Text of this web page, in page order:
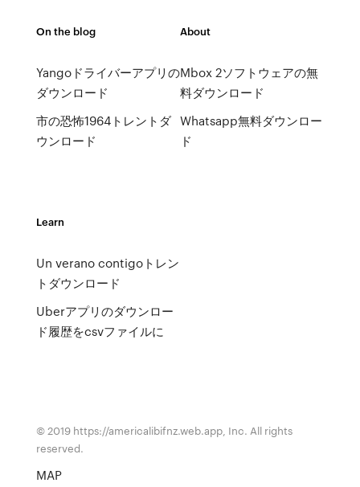
On the blog
Yangoドライバーアプリの
ダウンロード
市の恐怖1964トレントダ
ウンロード
About
Mbox 2ソフトウェアの無
料ダウンロード
Whatsapp無料ダウンロー
ド
Learn
Un verano contigoトレン
トダウンロード
Uberアプリのダウンロー
ド履歴をcsvファイルに
© 2019 https://americalibifnz.web.app, Inc. All rights
reserved.
MAP